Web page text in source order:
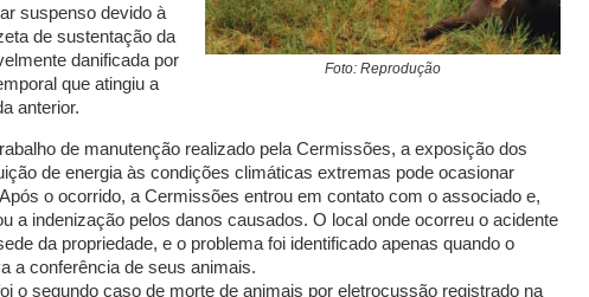
Foto: Reprodução
suspenso devido à
de sustentação da
danificada por
que atingiu a
anterior.
de manutenção realizado pela Cermissões, a exposição dos
de energia às condições climáticas extremas pode ocasionar
o ocorrido, a Cermissões entrou em contato com o associado e,
a indenização pelos danos causados. O local onde ocorreu o acidente
da propriedade, e o problema foi identificado apenas quando o
a conferência de seus animais.
o segundo caso de morte de animais por eletrocussão registrado na